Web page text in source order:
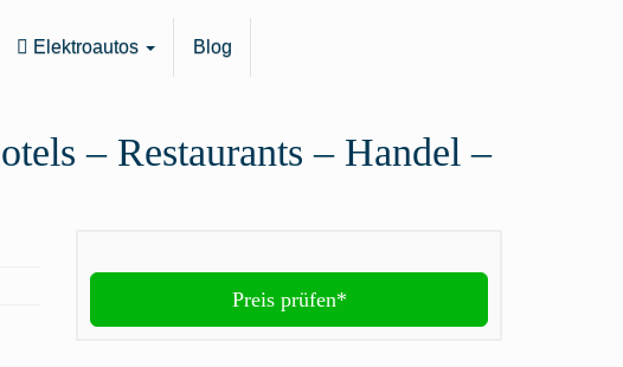
Elektroautos Blog
– Restaurants – Handel –
Preis prüfen*